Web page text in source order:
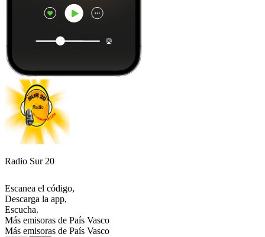
Radio Sur 20
Escanea el código,
Descarga la app,
Escucha.
Más emisoras de País Vasco
Más emisoras de País Vasco